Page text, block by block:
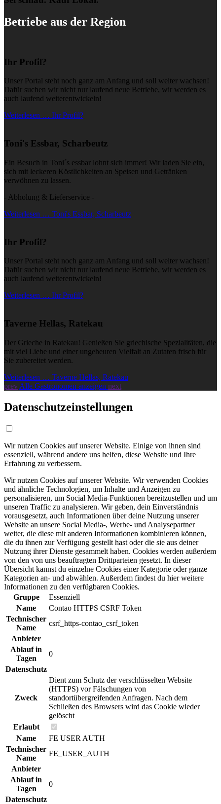
Betriebe aus der Region
Ihr Profil?
Unser Portal steht noch ganz am Anfang und soll weiter wachsen!
Dafür suchen wir nicht nur laufend neue Betriebe, wir werden es
auch laufend weiterentwickeln!
Weiterlesen … Ihr Profil?
Toni's Essbar, Scharbeutz
Ein Besuch in Toni´s essbar lohnt sich immer! Wir laden Sie ein,
sich mit leckeren Köstlichkeiten an Speisen und Getränken
verwöhnen zu lassen.
- Abholung & Lieferservice -
Weiterlesen … Toni's Essbar, Scharbeutz
Ihr Profil?
Unser Portal steht noch ganz am Anfang und soll weiter wachsen!
Dafür suchen wir nicht nur laufend neue Betriebe, wir werden es
auch laufend weiterentwickeln!
Weiterlesen … Ihr Profil?
Taverne Hellas, Ratekau
Der Grieche in Ratekau! Genießen Sie griechische Spezialitäten, die
mit viel Liebe und einer ungeheuren Vielfalt an Zutaten frisch für
Sie zubereitet werden.
Weiterlesen … Taverne Hellas, Ratekau
prev Alle Gastronomen anzeigen next
Datenschutzeinstellungen
Wir nutzen Cookies auf unserer Website. Einige von ihnen sind
essenziell, während andere uns helfen, diese Website und Ihre
Erfahrung zu verbessern.
Wir nutzen Cookies auf unserer Website. Wir verwenden Cookies
und ähnliche Technologien, um Inhalte und Anzeigen zu
personalisieren, um Social Media-Funktionen bereitzustellen und um
unseren Traffic zu analysieren. Wir geben, dein Einverständnis
vorausgesetzt, auch Informationen über deine Nutzung unserer
Website an unsere Social Media-, Werbe- und Analysepartner
weiter, die diese mit anderen Informationen kombinieren können,
die du ihnen zur Verfügung gestellt hast oder die sie aus deiner
Nutzung ihrer Dienste gesammelt haben. Cookies werden außerdem
von den von uns beauftragten Drittparteien gesetzt. In dieser
Übersicht kannst du einzelne Cookies einer Kategorie oder ganze
Kategorien an- und abwählen. Außerdem findest du hier weitere
Informationen zu den verfügbaren Cookies.
Gruppe
Essenziell
Name
Contao HTTPS CSRF Token
Technischer
Name
csrf_https-contao_csrf_token
Anbieter
Ablauf in
Tagen
0
Datenschutz
Zweck
Dient zum Schutz der verschlüsselten Website
(HTTPS) vor Fälschungen von
standortübergreifenden Anfragen. Nach dem
Schließen des Browsers wird das Cookie wieder
gelöscht
Erlaubt
Name
FE USER AUTH
Technischer
Name
FE_USER_AUTH
Anbieter
Ablauf in
Tagen
0
Datenschutz